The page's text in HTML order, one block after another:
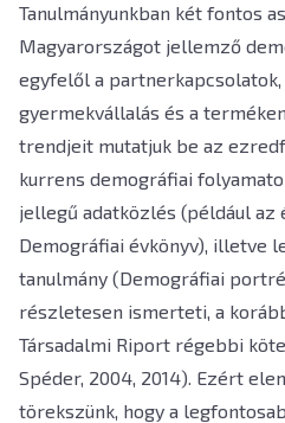
Tanulmányunkban két fontos
Magyarországot jellemző
egyfelől a
gyermekvállalás és a
trendjeit mutatjuk be az
kurrens demográfiai
jellegű adatközlés (például az
Demográfiai évkönyv), illetve
tanulmány (Demográfiai
részletesen ismerteti, a
Társadalmi Riport régebbi
Spéder, 2004, 2014). Ezért
törekszünk, hogy a